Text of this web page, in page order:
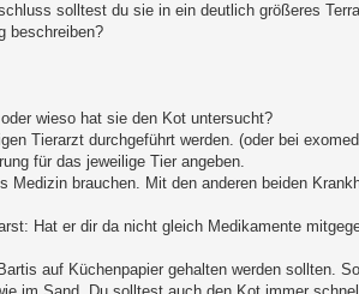
solltest du sie in ein deutlich größeres
beschreiben?
wieso hat sie den Kot untersucht?
Tierarzt durchgeführt werden. (oder bei
für das jeweilige Tier angeben.
brauchen. Mit den anderen beiden
Hat er dir da nicht gleich Medikamente
auf Küchenpapier gehalten werden sollten.